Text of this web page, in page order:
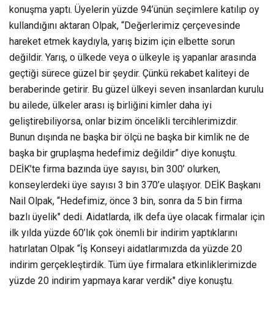
konuşma yaptı. Üyelerin yüzde 94’ünün seçimlere katılıp oy
kullandığını aktaran Olpak, “Değerlerimiz çerçevesinde
hareket etmek kaydıyla, yarış bizim için elbette sorun
değildir. Yarış, o ülkede veya o ülkeyle iş yapanlar arasında
geçtiği sürece güzel bir şeydir. Çünkü rekabet kaliteyi de
beraberinde getirir. Bu güzel ülkeyi seven insanlardan kurulu
bu ailede, ülkeler arası iş birliğini kimler daha iyi
geliştirebiliyorsa, onlar bizim öncelikli tercihlerimizdir.
Bunun dışında ne başka bir ölçü ne başka bir kimlik ne de
başka bir gruplaşma hedefimiz değildir” diye konuştu.
DEİK’te firma bazında üye sayısı, bin 300’ olurken,
konseylerdeki üye sayısı 3 bin 370’e ulaşıyor. DEİK Başkanı
Nail Olpak, “Hedefimiz, önce 3 bin, sonra da 5 bin firma
bazlı üyelik" dedi. Aidatlarda, ilk defa üye olacak firmalar için
ilk yılda yüzde 60’lık çok önemli bir indirim yaptıklarını
hatırlatan Olpak “İş Konseyi aidatlarımızda da yüzde 20
indirim gerçekleştirdik. Tüm üye firmalara etkinliklerimizde
yüzde 20 indirim yapmaya karar verdik" diye konuştu.